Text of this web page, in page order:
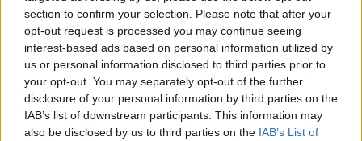
section to confirm your selection. Please note that after your
opt-out request is processed you may continue seeing
interest-based ads based on personal information utilized by
us or personal information disclosed to third parties prior to
your opt-out. You may separately opt-out of the further
disclosure of your personal information by third parties on the
IAB’s list of downstream participants. This information may
also be disclosed by us to third parties on the IAB’s List of
Feliratkozom a hírlevélre és elfogadom azadatvédelmi
szabályzatot!
FELIRATKOZÁS